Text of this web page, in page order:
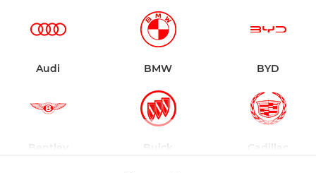
Audi BMW BYD
Bentley Buick Cadillac